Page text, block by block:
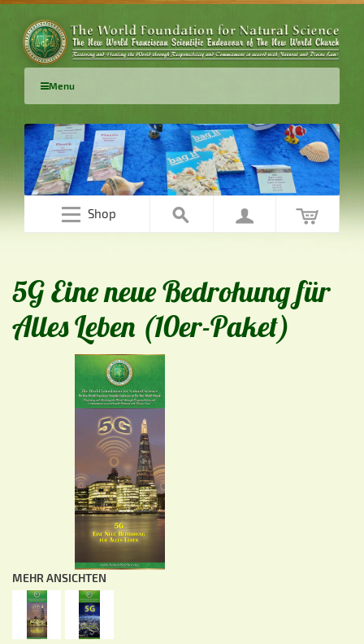
Menu
Shop
5G Eine neue Bedrohung für
Alles Leben (10er-Paket)
MEHR ANSICHTEN